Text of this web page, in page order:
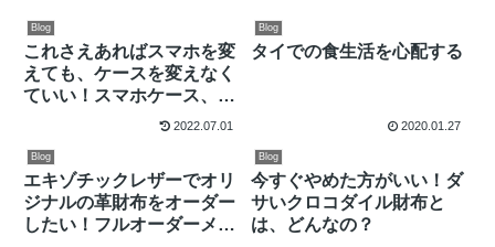
Blog
これさえあればスマホを変
えても、ケースを変えなく
ていい！スマホケース、ス
2022.07.01
Blog
タイでの食生活を心配する
2020.01.27
Blog
エキゾチックレザーでオリ
ジナルの革財布をオーダー
したい！フルオーダーメイ
Blog
今すぐやめた方がいい！ダ
サいクロコダイル財布と
は、どんなの？